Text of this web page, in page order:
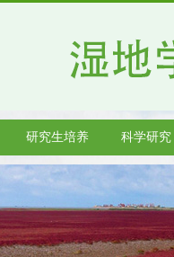
研究生培养 科学研究